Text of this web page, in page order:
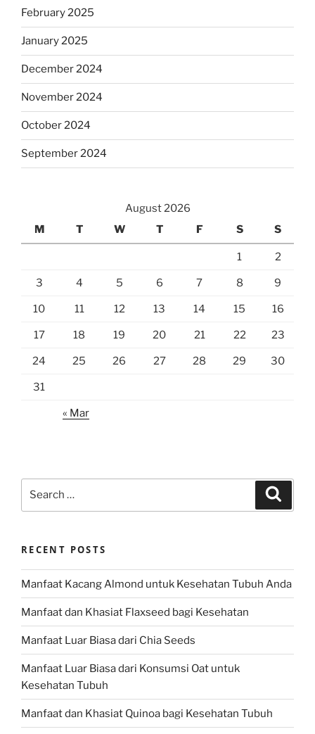
February 2025
January 2025
December 2024
November 2024
October 2024
September 2024
August 2026
M
T W T F S S
1 2
3 4 5 6 7 8 9
10 11 12 13 14 15 16
17 18 19 20 21 22 23
24 25 26 27 28 29 30
31
« Mar
RECENT POSTS
Manfaat Kacang Almond untuk Kesehatan Tubuh Anda
Manfaat dan Khasiat Flaxseed bagi Kesehatan
Manfaat Luar Biasa dari Chia Seeds
Manfaat Luar Biasa dari Konsumsi Oat untuk
Kesehatan Tubuh
Manfaat dan Khasiat Quinoa bagi Kesehatan Tubuh